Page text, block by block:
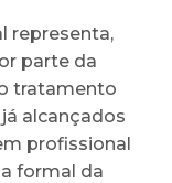
representa,
parte da
tratamento
alcançados
profissional
formal da